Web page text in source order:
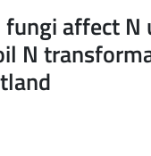
affect N
N